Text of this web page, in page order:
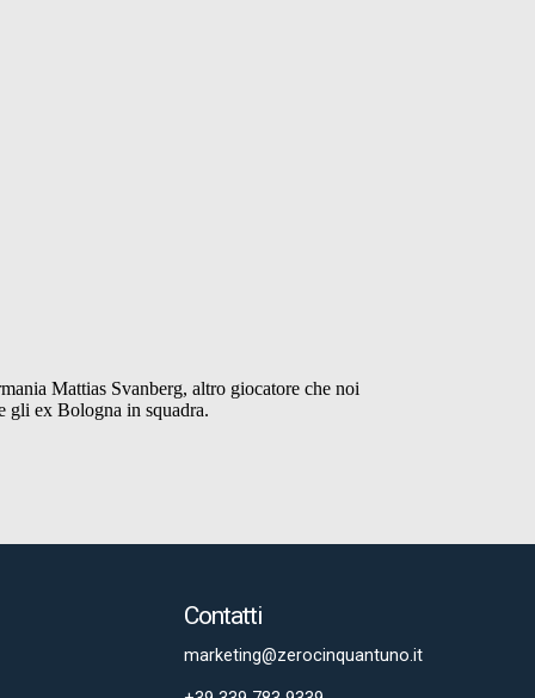
Contatti
marketing@zerocinquantuno.it